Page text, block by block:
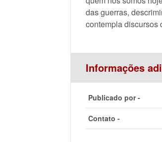
das guerras,
contempla discursos
Informações
Publicado por -
Contato -